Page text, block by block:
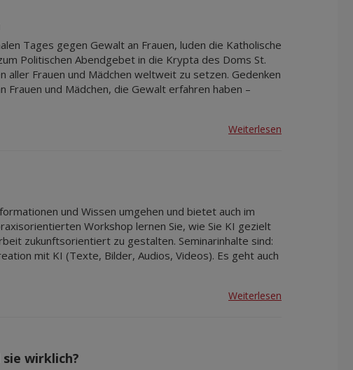
Okt 2026
Nov 2026
Dez 2026
Jan 2027
Tages gegen Gewalt an Frauen, luden die Katholische
Politischen Abendgebet in die Krypta des Doms St.
aller Frauen und Mädchen weltweit zu setzen. Gedenken
und Mädchen, die Gewalt erfahren haben –
Weiterlesen
und Wissen umgehen und bietet auch im
Workshop lernen Sie, wie Sie KI gezielt
zukunftsorientiert zu gestalten. Seminarinhalte sind:
mit KI (Texte, Bilder, Audios, Videos). Es geht auch
Weiterlesen
wirklich?